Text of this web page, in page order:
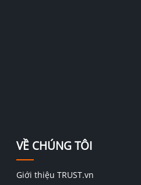
VỀ CHÚNG TÔI
Giới thiệu TRUST.vn